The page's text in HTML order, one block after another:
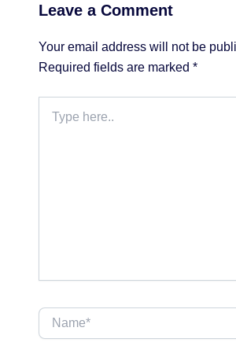
Leave a Comment
Your email address will not be
Required fields are marked *
here..
Name*